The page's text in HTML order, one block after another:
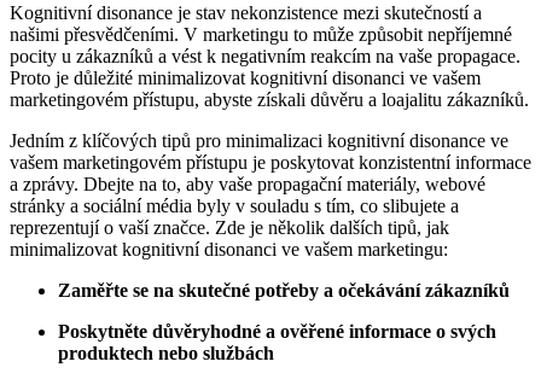
Kognitivní disonance je stav nekonzistence mezi⁣ skutečností ‍a
našimi přesvědčeními.‌ V marketingu to může způsobit nepříjemné⁤
pocity ⁢u ⁣zákazníků​ a ​vést k negativním ​reakcím na vaše ⁣propagace.
Proto je důležité minimalizovat kognitivní disonanci ve vašem
marketingovém přístupu, abyste⁣ získali důvěru a loajalitu zákazníků.
Jedním⁢ z ‌klíčových tipů pro minimalizaci kognitivní disonance ve
‌vašem marketingovém přístupu je⁢ poskytovat ​konzistentní informace‍
a zprávy.⁣ Dbejte ⁣na to, aby vaše propagační materiály, webové
‍stránky a sociální média byly ⁢v⁣ souladu s tím, co slibujete a
reprezentují o vaší značce. Zde je několik dalších ⁣tipů, jak
minimalizovat kognitivní disonanci ve vašem​ marketingu:
Zaměřte se na skutečné potřeby a očekávání zákazníků
Poskytněte důvěryhodné a ověřené informace o svých
produktech nebo službách